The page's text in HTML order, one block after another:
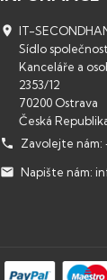
 IT-
Sídlo
Kanceláře a
2353/12
70200 Ostrava
Česká

Zavolejte nám:
 Napište nám: